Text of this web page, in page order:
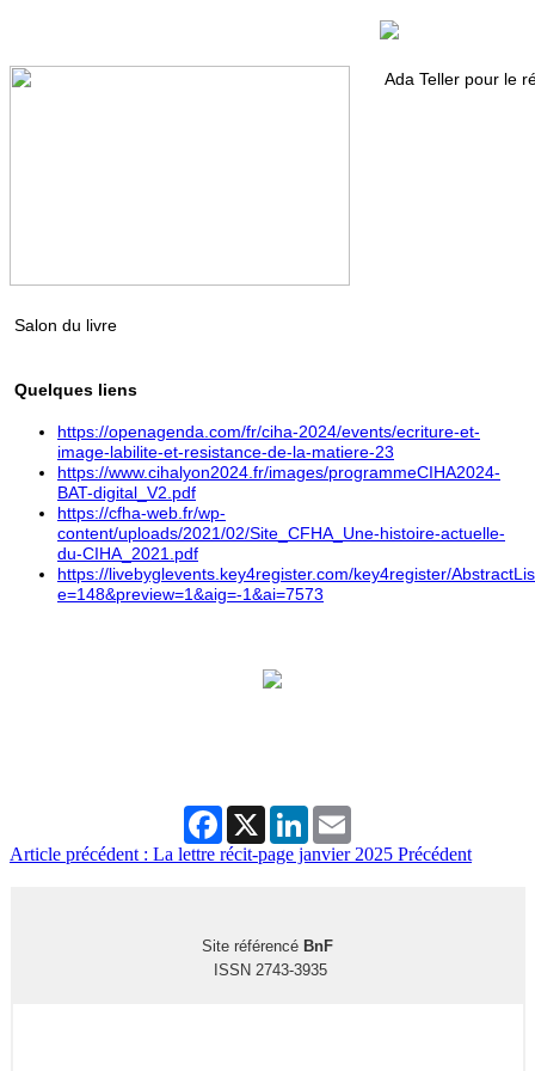
Salon du livre
Ada Teller pour le
Quelques liens
https://openagenda.com/fr/ciha-2024/events/ecriture-et-
image-labilite-et-resistance-de-la-matiere-23
https://www.cihalyon2024.fr/images/programmeCIHA2024-
BAT-digital_V2.pdf
https://cfha-web.fr/wp-
content/uploads/2021/02/Site_CFHA_Une-histoire-actuelle-
du-CIHA_2021.pdf
https://livebyglevents.key4register.com/key4register/
e=148&preview=1&aig=-1&ai=7573
Facebook
X LinkedIn
Article précédent : La lettre récit-page janvier 2025 Précédent
Site référencé BnF
ISSN 2743-3935